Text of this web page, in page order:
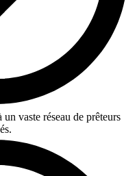
un vaste réseau de prêteurs